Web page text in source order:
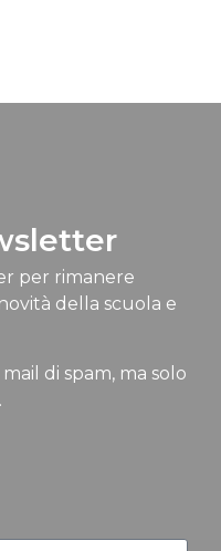
per rimanere
della scuola e
di spam, ma solo